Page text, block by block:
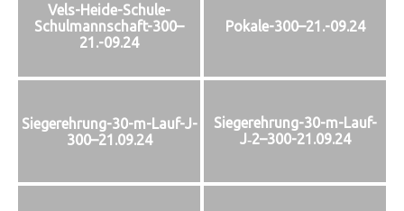
Vels-Heide-Schule-
Schulmannschaft-300–
21.-09.24
Pokale-300–21.-09.24
Siegerehrung-30-m-Lauf-J-
300–21.09.24
Siegerehrung-30-m-Lauf-
J‑2–300-21.09.24